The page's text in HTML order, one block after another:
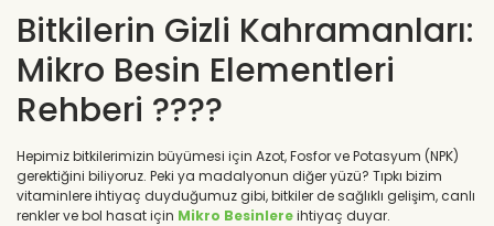
Bitkilerin Gizli Kahramanları:
Mikro Besin Elementleri
Rehberi ????
Hepimiz bitkilerimizin büyümesi için Azot, Fosfor ve Potasyum (NPK)
gerektiğini biliyoruz. Peki ya madalyonun diğer yüzü? Tıpkı bizim
vitaminlere ihtiyaç duyduğumuz gibi, bitkiler de sağlıklı gelişim, canlı
renkler ve bol hasat için Mikro Besinlereihtiyaç duyar.